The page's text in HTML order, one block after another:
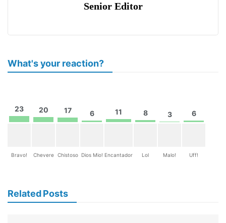
Senior Editor
What's your reaction?
23
Bravo!
20
Chevere
17
Chistoso
6
Dios Mio!
11
Encantador
8
Lol
3
Malo!
6
Uff!
Related Posts